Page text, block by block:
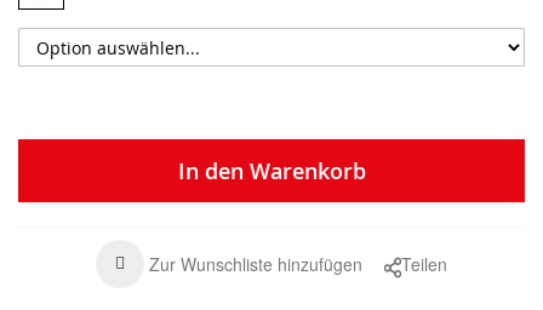
In den Warenkorb
Zur Wunschliste hinzufügen Teilen